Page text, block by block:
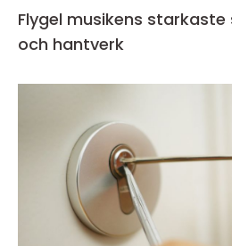
Flygel musikens starkaste symbol för uttryck
och hantverk